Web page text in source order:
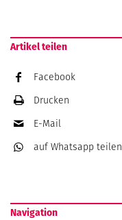
Artikel teilen
Facebook
Drucken
E-Mail
auf Whatsapp teilen
Navigation